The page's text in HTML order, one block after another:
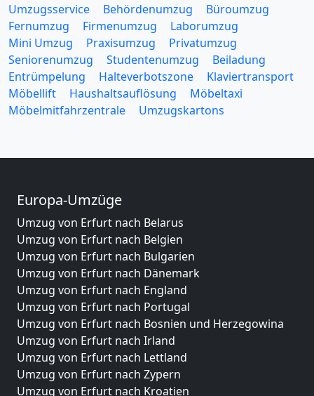
Umzugsservice Behördenumzug
Büroumzug
Fernumzug
Firmenumzug
Laborumzug
Mini Umzug
Praxisumzug
Privatumzug
Seniorenumzug
Studentenumzug
Beiladung
Entrümpelung
Halteverbotszone
Klaviertransport
Möbellift
Haushaltsauflösung
Möbeltaxi
Möbelmitfahrzentrale
Umzugskartons
Europa-Umzüge
Umzug von Erfurt nach Belarus
Umzug von Erfurt nach Belgien
Umzug von Erfurt nach Bulgarien
Umzug von Erfurt nach Dänemark
Umzug von Erfurt nach England
Umzug von Erfurt nach Portugal
Umzug von Erfurt nach Bosnien und Herzegowina
Umzug von Erfurt nach Irland
Umzug von Erfurt nach Lettland
Umzug von Erfurt nach Zypern
Umzug von Erfurt nach Kroatien